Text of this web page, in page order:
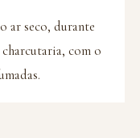
ar seco, durante
com o